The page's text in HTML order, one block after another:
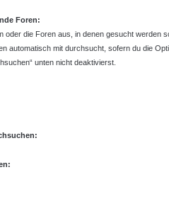
Foren:
oder die Foren aus, in denen gesucht werden
automatisch mit durchsucht, sofern du die
unten nicht deaktivierst.